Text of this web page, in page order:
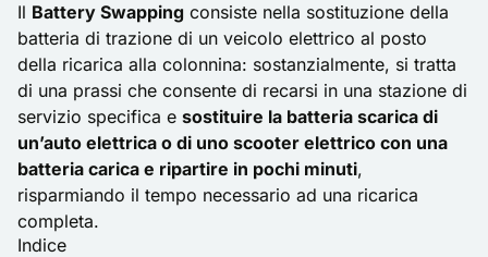
Il Battery Swapping consiste nella sostituzione della
batteria di trazione di un veicolo elettrico al posto
della ricarica alla colonnina: sostanzialmente, si tratta
di una prassi che consente di recarsi in una stazione di
servizio specifica e sostituire la batteria scarica di
un’auto elettrica o di uno scooter elettrico con una
batteria carica e ripartire in pochi minuti,
risparmiando il tempo necessario ad una ricarica
completa.
Indice